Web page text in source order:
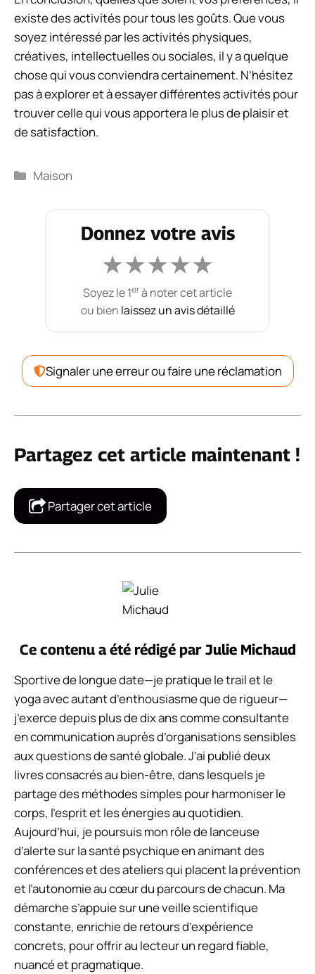
existe des activités pour tous les goûts. Que vous
soyez intéressé par les activités physiques,
créatives, intellectuelles ou sociales, il y a quelque
chose qui vous conviendra certainement. N’hésitez
pas à explorer et à essayer différentes activités pour
trouver celle qui vous apportera le plus de plaisir et
de satisfaction.
Catégories
Maison
Donnez votre avis
★★★★★
Soyez le 1erà noter cet article
ou bien laissez un avis détaillé
Signaler une erreur ou faire une réclamation
Partagez cet article maintenant !
Partager cet article
Ce contenu a été rédigé par Julie Michaud
Sportive de longue date—je pratique le trail et le
yoga avec autant d’enthousiasme que de rigueur—
j’exerce depuis plus de dix ans comme consultante
en communication auprès d’organisations sensibles
aux questions de santé globale. J’ai publié deux
livres consacrés au bien-être, dans lesquels je
partage des méthodes simples pour harmoniser le
corps, l’esprit et les énergies au quotidien.
Aujourd’hui, je poursuis mon rôle de lanceuse
d’alerte sur la santé psychique en animant des
conférences et des ateliers qui placent la prévention
et l’autonomie au cœur du parcours de chacun. Ma
démarche s’appuie sur une veille scientifique
constante, enrichie de retours d’expérience
concrets, pour offrir au lecteur un regard fiable,
nuancé et pragmatique.